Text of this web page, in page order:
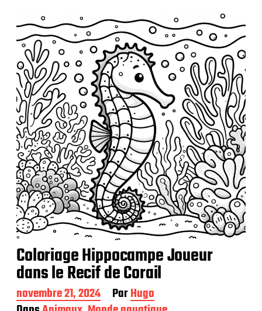
b
l
c
a
t
i
o
n
Coloriage Hippocampe Joueur
dans le Recif de Corail
D
a
novembre 21, 2024 ParHugo